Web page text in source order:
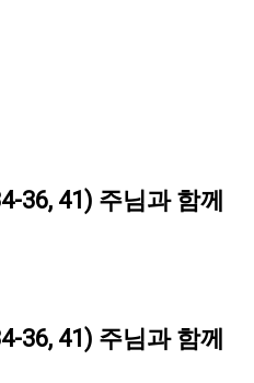
36, 41) 주님과 함께
36, 41) 주님과 함께